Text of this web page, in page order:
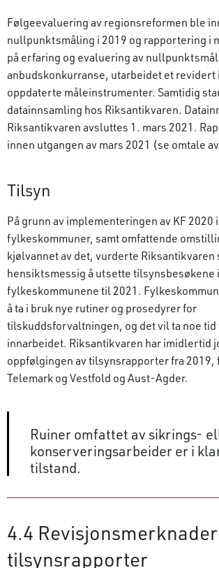
Følgeevaluering av regionsreformen ble
nullpunktsmåling i 2019 og rapportering i
på erfaring og evaluering av
anbudskonkurranse, utarbeidet et revidert
oppdaterte måleinstrumenter. Samtidig
datainnsamling hos Riksantikvaren.
Riksantikvaren avsluttes 1. mars 2021.
innen utgangen av mars 2021 (se omtale
Tilsyn
På grunn av implementeringen av KF 2020 i
fylkeskommuner, samt omfattende
kjølvannet av det, vurderte Riksantikvaren
hensiktsmessig å utsette tilsynsbesøkene i
fylkeskommunene til 2021.
å ta i bruk nye rutiner og prosedyrer for
tilskuddsforvaltningen, og det vil ta noe tid
innarbeidet. Riksantikvaren har imidlertid
oppfølgingen av tilsynsrapporter fra 2019,
Telemark og Vestfold og Aust-Agder.
Ruiner omfattet av sikrings-
konserveringsarbeider er i
tilstand.
4.4
tilsynsrapporter